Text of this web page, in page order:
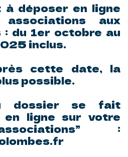
déposer en ligne
associations aux
du 1er octobre au
inclus.
cette date, la
possible.
dossier se fait
en ligne sur votre
: